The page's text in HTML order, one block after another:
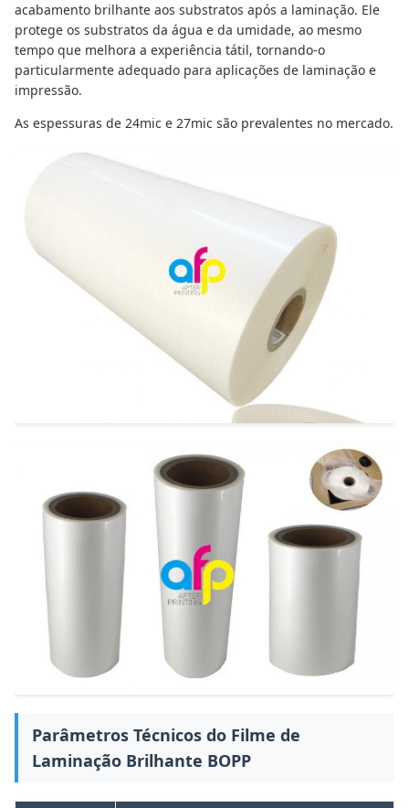
acabamento brilhante aos substratos após a laminação. Ele
protege os substratos da água e da umidade, ao mesmo
tempo que melhora a experiência tátil, tornando-o
particularmente adequado para aplicações de laminação e
impressão.
As espessuras de 24mic e 27mic são prevalentes no mercado.
Parâmetros Técnicos do Filme de
Laminação Brilhante BOPP